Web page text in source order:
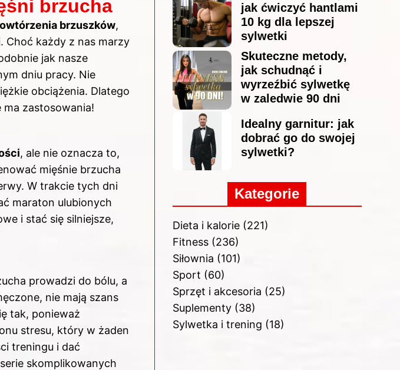
brzucha
brzuszków,
Choć każdy z nas marzy
jak nasze
dniu pracy. Nie
obciążenia. Dlatego
zastosowania!
, ale nie oznacza to,
mięśnie brzucha
W trakcie tych dni
maraton ulubionych
i stać się silniejsze,
prowadzi do bólu, a
nie mają szans
tak, ponieważ
stresu, który w żaden
treningu i dać
skomplikowanych
jak ćwiczyć hantlami
10 kg dla lepszej
sylwetki
Skuteczne metody,
jak schudnąć i
wyrzeźbić sylwetkę
w zaledwie 90 dni
Idealny garnitur: jak
dobrać go do swojej
sylwetki?
Kategorie
Dieta i kalorie(221)
Fitness(236)
Siłownia (101)
Sport (60)
Sprzęt i akcesoria (25)
Suplementy(38)
Sylwetka i trening (18)